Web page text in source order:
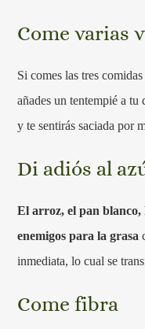
Come varias
Si comes las tres
añades un tentempié a tu
y te sentirás saciada por
Di adiós al
El arroz, el pan blanco,
enemigos para la grasa
inmediata, lo cual se
Come fibra